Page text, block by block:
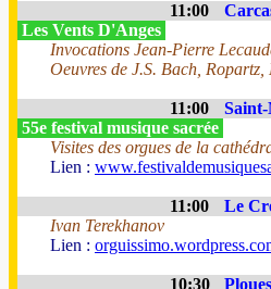
11:00
Les Vents D'Anges
Invocations Jean-Pierre
Oeuvres de J.S. Bach, Ropartz,
11:00
55e festival musique sacrée
Visites des orgues de la
Lien :
11:00 Le
Ivan Terekhanov
Lien :
10:30